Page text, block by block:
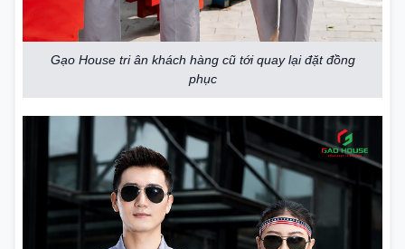
Gạo House tri ân khách hàng cũ tới quay lại đặt đồng
phục